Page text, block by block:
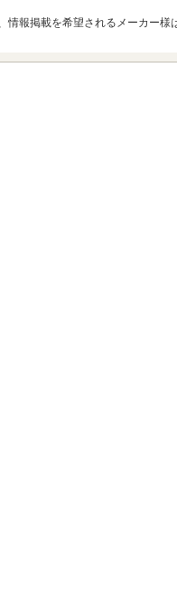
情報掲載を希望されるメーカー様